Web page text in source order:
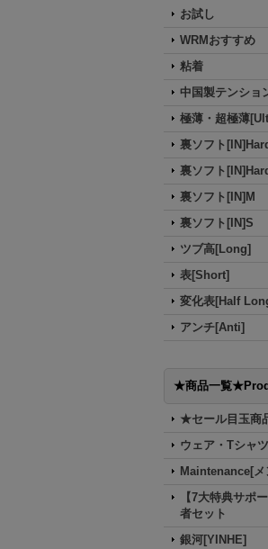
お試し
WRMおすすめ
粘着
中国製テンショ
極薄・超極薄
裏ソフト
裏ソフト
裏ソフト[IN]M
裏ソフト[IN]S
ツブ高[Long]
表[Short]
変化表[Half
アンチ[Anti]
★商品一覧
★セール目玉商
ウェア・Tシャツ
Maintenance[メ
【7大特典サポ
者セット
銀河[YINHE]